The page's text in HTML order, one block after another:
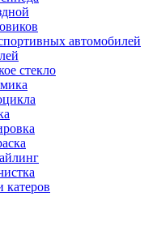
автомобилей
стекло
катеров